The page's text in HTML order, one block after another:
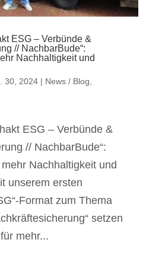
ESG – Verbünde &
// NachbarBude“:
Nachhaltigkeit und
30, 2024| News / Blog
ESG – Verbünde &
// NachbarBude“:
Nachhaltigkeit und
unserem ersten
Format zum Thema
setzen
mehr...